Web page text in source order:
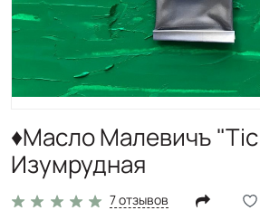
♦Масло Малевичъ
Изумрудная
7 отзывов